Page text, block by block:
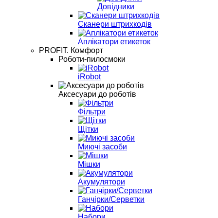
Довідники
Сканери штрихкодів
Аплікатори етикеток
PROFIT. Комфорт
Роботи-пилосмоки
iRobot
Аксесуари до роботів
Фільтри
Щітки
Миючі засоби
Мішки
Акумулятори
Ганчірки/Серветки